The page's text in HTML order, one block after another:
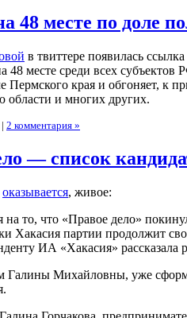
48 месте по доле
в твиттере появилась ссылка
48 месте среди всех
Пермского края и обгоняет,
области и многих других.
2 комментария »
— список
оказывается, живое:
на то, что «Правое дело»
Хакасия партии продолжит
ИА «Хакасия» рассказала
Галины Михайловны, уже